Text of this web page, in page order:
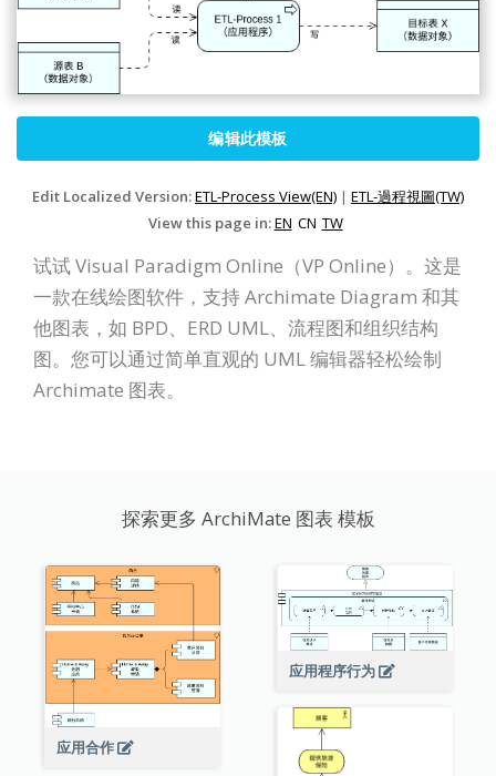
编辑此模板
Edit Localized Version:ETL-Process View(EN) | ETL-過程視圖(TW)
View this page in:EN CN TW
试试 Visual Paradigm Online（VP Online）。这是
一款在线绘图软件，支持 Archimate Diagram 和其
他图表，如 BPD、ERD UML、流程图和组织结构
图。您可以通过简单直观的 UML 编辑器轻松绘制
Archimate 图表。
探索更多 ArchiMate 图表 模板
应用合作
应用程序行为